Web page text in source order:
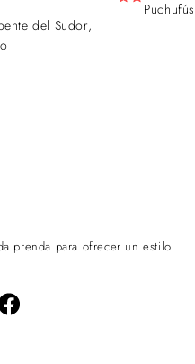
del Sudor,
Puchufús
prenda para ofrecer un estilo